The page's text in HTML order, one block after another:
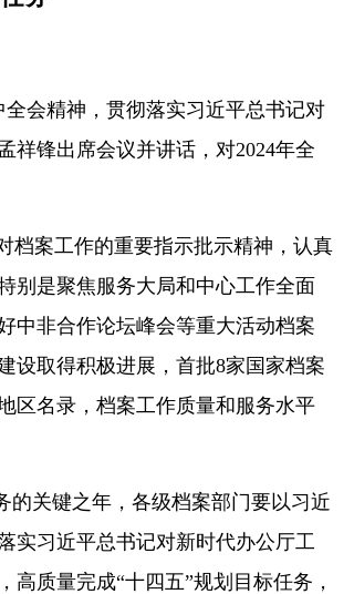
会精神，贯彻落实习近平总书记对
祥锋出席会议并讲话，对2024年全
档案工作的重要指示批示精神，认真
别是聚焦服务大局和中心工作全面
中非合作论坛峰会等重大活动档案
设取得积极进展，首批8家国家档案
区名录，档案工作质量和服务水平
的关键之年，各级档案部门要以习近
实习近平总书记对新时代办公厅工
质量完成“十四五”规划目标任务，